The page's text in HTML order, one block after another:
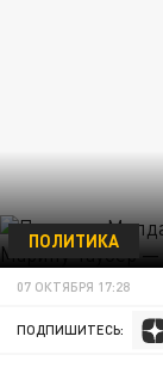
ПОЛИТИКА
07 ОКТЯБРЯ 17:28
ПОДПИШИТЕСЬ: